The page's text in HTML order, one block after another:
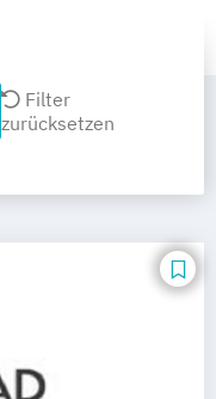
Filter
zurücksetzen